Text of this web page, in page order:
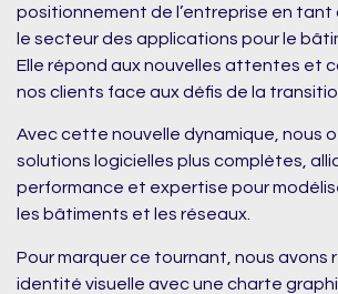
positionnement de l’entreprise en tant
le secteur des applications pour le
Elle répond aux nouvelles attentes et
nos clients face aux défis de la
Avec cette nouvelle dynamique, nous
solutions logicielles plus complètes,
performance et expertise pour
les bâtiments et les réseaux.
Pour marquer ce tournant, nous avons
identité visuelle avec une charte